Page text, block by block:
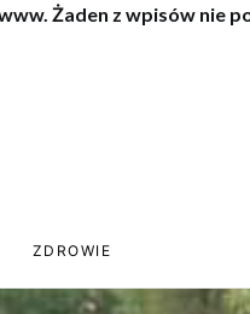
Żaden z wpisów nie
ZDROWIE